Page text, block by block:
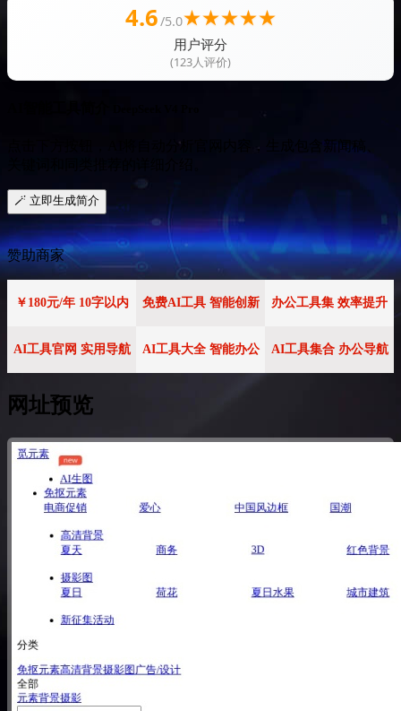
4.6/5.0★★★★★
用户评分
(123人评价)
点击下方按钮，AI将自动分析官网内容，生成包含新闻稿、
🪄 立即生成简介
赞助商家
￥180元/年 10字以内 免费AI工具 智能创新 办公工具集 效率提升
AI工具官网 实用导航 AI工具大全 智能办公 AI工具集合 办公导航
网址预览